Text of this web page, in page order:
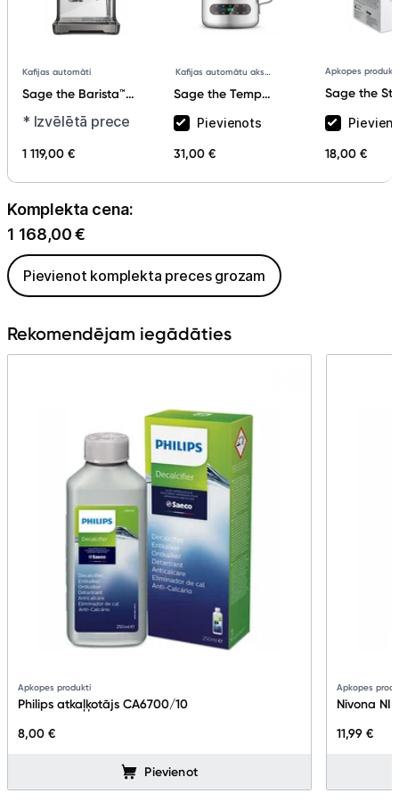
Kafijas automāti
Sage the Barista™
Stainless Steel
* Izvēlētā prece
1 119,00 €
Kafijas automātu aksesuāri
Sage the Temp
Piena krūze ar
sensoru
Pievienots
31,00 €
Apkopes produkti
Sage the
SES006NE
gab.
18,00 €
Komplekta cena:
1 168,00€
Pievienot komplekta preces grozam
Rekomendējam iegādāties
Apkopes produkti
Philips atkaļķotājs CA6700/10
8,00 €
Pievienot
Apkopes
Nivona
11,99 €